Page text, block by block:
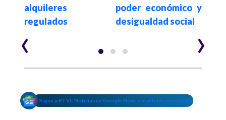
alquileres
regulados
poder económico y
desigualdad social
‹ ›
Sigue a RTVC Noticias en Google News y mantente conectado